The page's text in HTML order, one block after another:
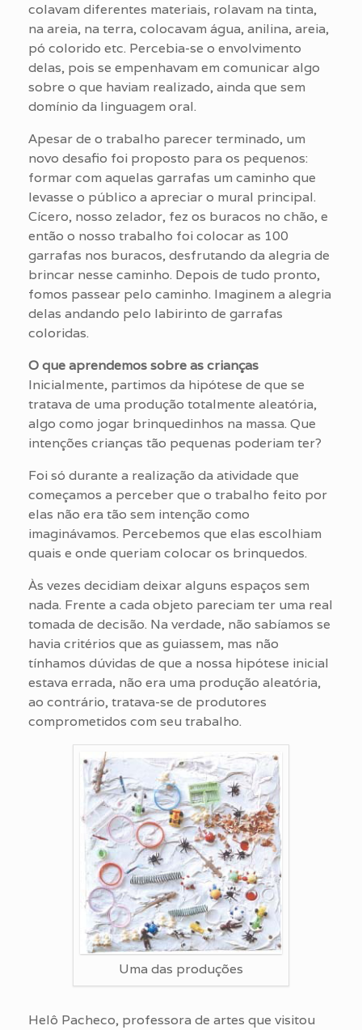
colavam diferentes materiais, rolavam na tinta,
na areia, na terra, colocavam água, anilina, areia,
pó colorido etc. Percebia-se o envolvimento
delas, pois se empenhavam em comunicar algo
sobre o que haviam realizado, ainda que sem
domínio da linguagem oral.
Apesar de o trabalho parecer terminado, um
novo desafio foi proposto para os pequenos:
formar com aquelas garrafas um caminho que
levasse o público a apreciar o mural principal.
Cícero, nosso zelador, fez os buracos no chão, e
então o nosso trabalho foi colocar as 100
garrafas nos buracos, desfrutando da alegria de
brincar nesse caminho. Depois de tudo pronto,
fomos passear pelo caminho. Imaginem a alegria
delas andando pelo labirinto de garrafas
coloridas.
O que aprendemos sobre as crianças
Inicialmente, partimos da hipótese de que se
tratava de uma produção totalmente aleatória,
algo como jogar brinquedinhos na massa. Que
intenções crianças tão pequenas poderiam ter?
Foi só durante a realização da atividade que
começamos a perceber que o trabalho feito por
elas não era tão sem intenção como
imaginávamos. Percebemos que elas escolhiam
quais e onde queriam colocar os brinquedos.
Às vezes decidiam deixar alguns espaços sem
nada. Frente a cada objeto pareciam ter uma real
tomada de decisão. Na verdade, não sabíamos se
havia critérios que as guiassem, mas não
tínhamos dúvidas de que a nossa hipótese inicial
estava errada, não era uma produção aleatória,
ao contrário, tratava-se de produtores
comprometidos com seu trabalho.
Uma das produções
Helô Pacheco, professora de artes que visitou